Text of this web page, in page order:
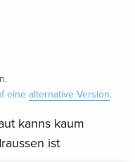
eine alternative Version.
kanns kaum
ist